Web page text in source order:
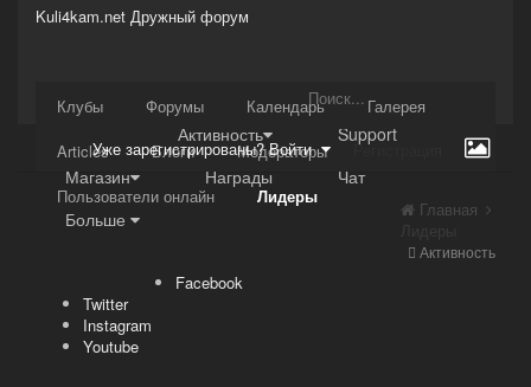
Kuli4kam.net Дружный форум
Сайт
Клубы Форумы Календарь
Галерея
Articles
Блоги
Модераторы
Пользователи онлайн
Лидеры
Активность
Support
Магазин
Награды
Чат
Больше
Уже зарегистрированы? Войти Регистрация
Активность
Главная
Facebook
Twitter
Instagram
Youtube